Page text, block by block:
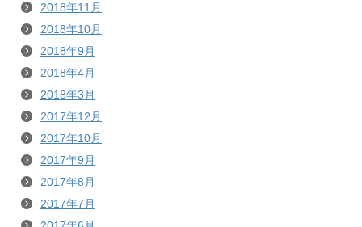
2018年11月
2018年10月
2018年9月
2018年4月
2018年3月
2017年12月
2017年10月
2017年9月
2017年8月
2017年7月